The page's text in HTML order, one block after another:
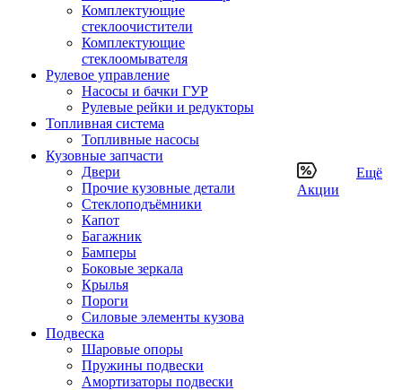
Комплектующие
стеклоочистители
Комплектующие
стеклоомывателя
Рулевое управление
Насосы и бачки ГУР
Рулевые рейки и редукторы
Топливная система
Топливные насосы
Кузовные запчасти
Двери
Прочие кузовные детали
Стеклоподъёмники
Капот
Багажник
Бамперы
Боковые зеркала
Крылья
Пороги
Силовые элементы кузова
Подвеска
Шаровые опоры
Пружины подвески
Амортизаторы подвески
Акции
Ещё